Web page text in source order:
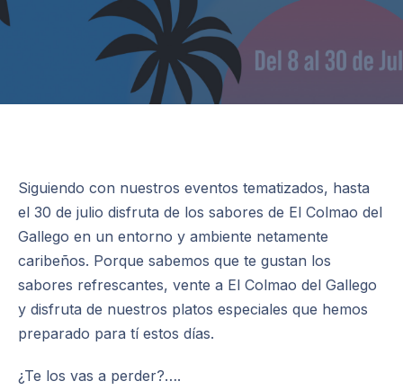
Siguiendo con nuestros eventos tematizados, hasta
el 30 de julio disfruta de los sabores de El Colmao del
Gallego en un entorno y ambiente netamente
caribeños. Porque sabemos que te gustan los
sabores refrescantes, vente a El Colmao del Gallego
y disfruta de nuestros platos especiales que hemos
preparado para tí estos días.
¿Te los vas a perder?….